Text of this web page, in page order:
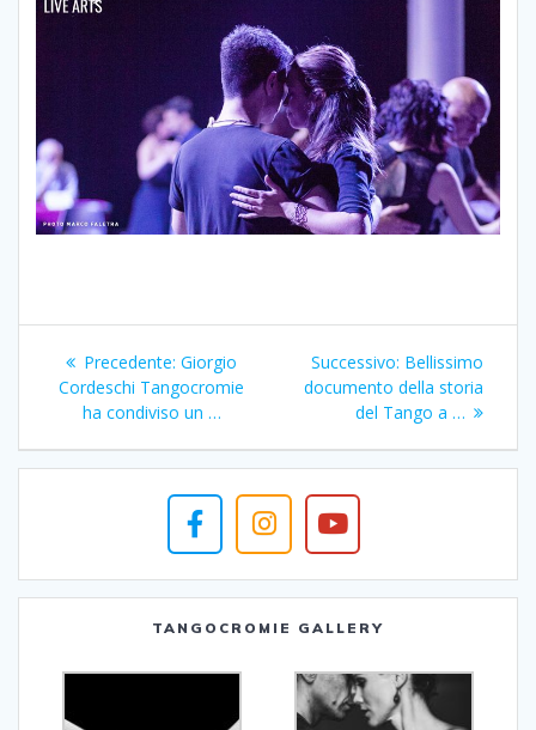
Navigazione
articoli
Precedente: Articolo
precedente:
Giorgio
Cordeschi Tangocromie
ha condiviso un …
Successivo: Articolo
successivo:
Bellissimo
documento della storia
del Tango a …
TANGOCROMIE GALLERY